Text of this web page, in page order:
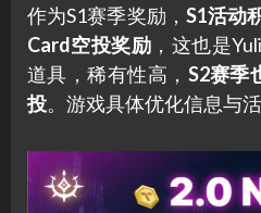
作为S1赛季奖励， S1活动
Card空投奖励 ，这也是
道具，稀有性高， S2赛季
投。游戏具体优化信息与